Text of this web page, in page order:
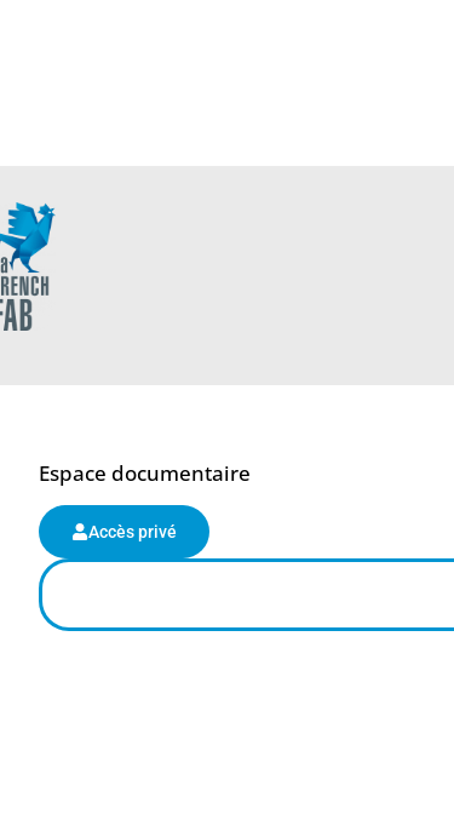
Espace documentaire
Accès privé